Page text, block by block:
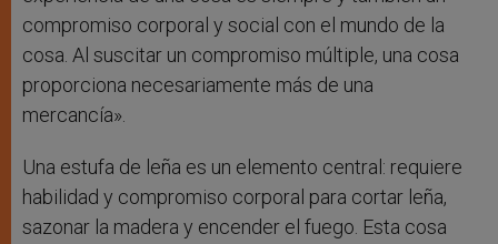
compromiso corporal y social con el mundo de la
cosa. Al suscitar un compromiso múltiple, una cosa
proporciona necesariamente más de una
mercancía».
Una estufa de leña es un elemento central: requiere
habilidad y compromiso corporal para cortar leña,
sazonar la madera y encender el fuego. Esta cosa